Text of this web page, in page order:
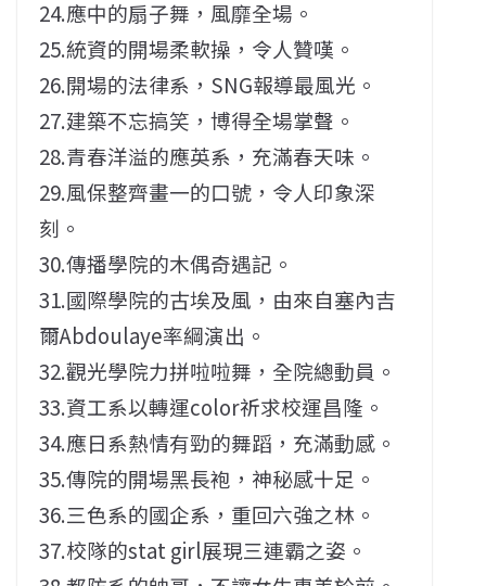
24.應中的扇子舞，風靡全場。
25.統資的開場柔軟操，令人贊嘆。
26.開場的法律系，SNG報導最風光。
27.建築不忘搞笑，博得全場掌聲。
28.青春洋溢的應英系，充滿春天味。
29.風保整齊畫一的口號，令人印象深
刻。
30.傳播學院的木偶奇遇記。
31.國際學院的古埃及風，由來自塞內吉
爾Abdoulaye率綱演出。
32.觀光學院力拼啦啦舞，全院總動員。
33.資工系以轉運color祈求校運昌隆。
34.應日系熱情有勁的舞蹈，充滿動感。
35.傳院的開場黑長袍，神秘感十足。
36.三色系的國企系，重回六強之林。
37.校隊的stat girl展現三連霸之姿。